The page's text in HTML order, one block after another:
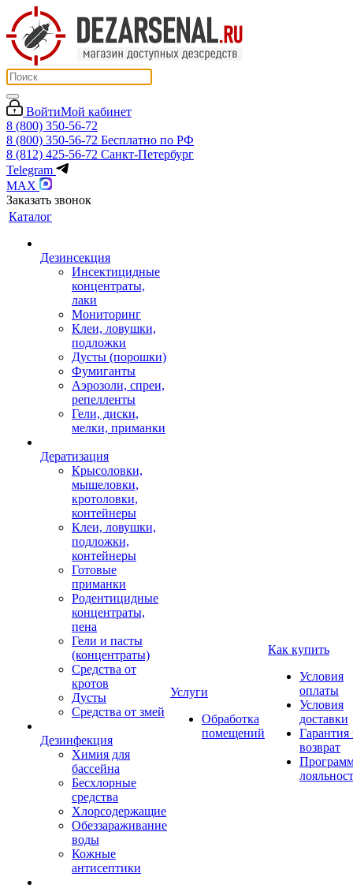
ВойтиМой кабинет
8 (800) 350-56-72
8 (800) 350-56-72 Бесплатно по РФ
8 (812) 425-56-72 Санкт-Петербург
Telegram
MAX
Заказать звонок
Каталог
Дезинсекция
Инсектицидные
концентраты,
лаки
Мониторинг
Клеи, ловушки,
подложки
Дусты (порошки)
Фумиганты
Аэрозоли, спреи,
репелленты
Гели, диски,
мелки, приманки
Дератизация
Крысоловки,
мышеловки,
кротоловки,
контейнеры
Клеи, ловушки,
подложки,
контейнеры
Готовые
приманки
Родентицидные
концентраты,
пена
Гели и пасты
(концентраты)
Средства от
кротов
Дусты
Средства от змей
Дезинфекция
Химия для
бассейна
Бесхлорные
средства
Хлорсодержащие
Обеззараживание
воды
Кожные
антисептики
Услуги
Обработка
помещений
Как купить
Условия
оплаты
Условия
доставки
Гарантия
возврат